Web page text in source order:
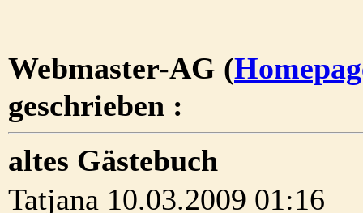
Webmaster-AG (
geschrieben :
altes Gästebuch
Tatjana 10.03.2009 01:16